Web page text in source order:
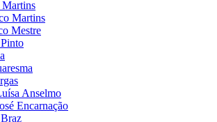
Martins
Martins
Mestre
Anselmo
Encarnação